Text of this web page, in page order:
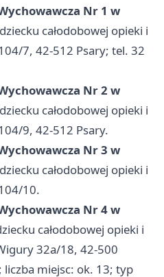
Nr 1 w
całodobowej opieki i
7, 42-512 Psary; tel. 32
Nr 2 w
całodobowej opieki i
9, 42-512 Psary.
Nr 3 w
całodobowej opieki i
10.
Nr 4 w
całodobowej opieki i
32a/18, 42-500
miejsc: ok. 13; typ